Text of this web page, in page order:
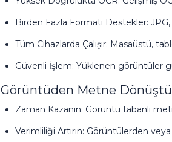
Birden Fazla Formatı Destekler:
Tüm Cihazlarda Çalışır: Masaüstü,
Güvenli İşlem: Yüklenen görüntüler
Görüntüden Metne
Zaman Kazanın: Görüntü tabanlı
Verimliliği Artırın: Görüntülerden